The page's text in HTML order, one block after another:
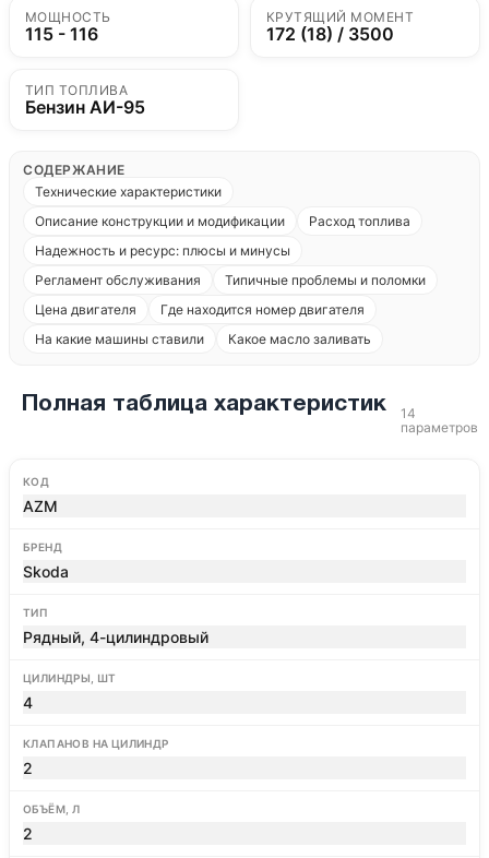
МОЩНОСТЬ
115 - 116
КРУТЯЩИЙ МОМЕНТ
172 (18) / 3500
ТИП ТОПЛИВА
Бензин АИ-95
СОДЕРЖАНИЕ
Технические характеристики
Описание конструкции и модификации
Расход топлива
Надежность и ресурс: плюсы и минусы
Регламент обслуживания
Типичные проблемы и поломки
Цена двигателя
Где находится номер двигателя
На какие машины ставили
Какое масло заливать
Полная таблица характеристик
14
параметров
КОД
AZM
БРЕНД
Skoda
ТИП
Рядный, 4-цилиндровый
ЦИЛИНДРЫ, ШТ
4
КЛАПАНОВ НА ЦИЛИНДР
2
ОБЪЁМ, Л
2